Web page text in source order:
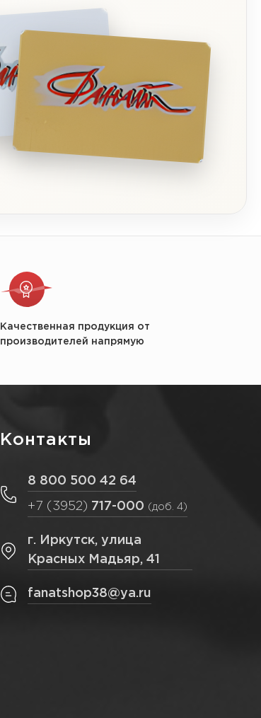
Качественная продукция от
производителей напрямую
Контакты
8 800 500 42 64
+7 (3952) 717-000 (доб. 4)
г. Иркутск, улица
Красных Мадьяр, 41
fanatshop38@ya.ru